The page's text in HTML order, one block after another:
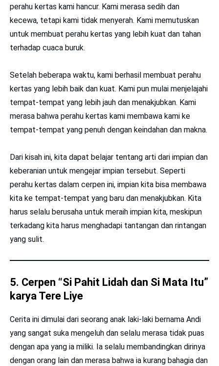
perahu kertas kami hancur. Kami merasa sedih dan
kecewa, tetapi kami tidak menyerah. Kami memutuskan
untuk membuat perahu kertas yang lebih kuat dan tahan
terhadap cuaca buruk.
Setelah beberapa waktu, kami berhasil membuat perahu
kertas yang lebih baik dan kuat. Kami pun mulai menjelajahi
tempat-tempat yang lebih jauh dan menakjubkan. Kami
merasa bahwa perahu kertas kami membawa kami ke
tempat-tempat yang penuh dengan keindahan dan makna.
Dari kisah ini, kita dapat belajar tentang arti dari impian dan
keberanian untuk mengejar impian tersebut. Seperti
perahu kertas dalam cerpen ini, impian kita bisa membawa
kita ke tempat-tempat yang baru dan menakjubkan. Kita
harus selalu berusaha untuk meraih impian kita, meskipun
terkadang kita harus menghadapi tantangan dan rintangan
yang sulit.
5. Cerpen “Si Pahit Lidah dan Si Mata Itu”
karya Tere Liye
Cerita ini dimulai dari seorang anak laki-laki bernama Andi
yang sangat suka mengeluh dan selalu merasa tidak puas
dengan apa yang ia miliki. Ia selalu membandingkan dirinya
dengan orang lain dan merasa bahwa ia kurang bahagia dan